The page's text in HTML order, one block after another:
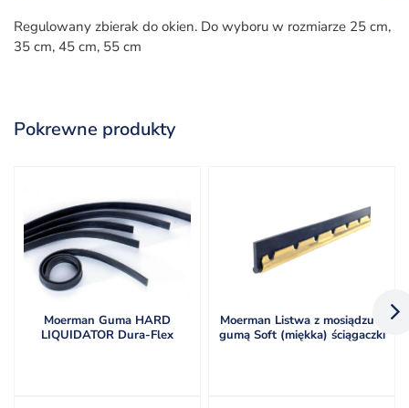
Regulowany zbierak do okien. Do wyboru w rozmiarze 25 cm,
35 cm, 45 cm, 55 cm
Pokrewne produkty
Moerman Guma HARD
LIQUIDATOR Dura-Flex
Moerman Listwa z mosiądzu z
gumą Soft (miękka) ściągaczki